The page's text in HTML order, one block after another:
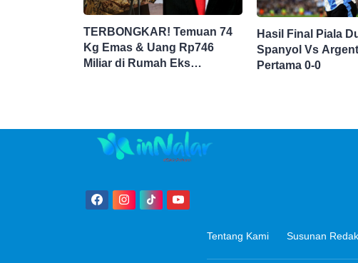
TERBONGKAR! Temuan 74
Kg Emas & Uang Rp746
Miliar di Rumah Eks
Hasil Final Piala
Spanyol Vs
Pertama 0-0
Tentang Kami Susunan